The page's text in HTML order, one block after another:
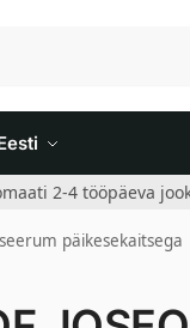
2-4 tööpäeva
päikesekaitsega